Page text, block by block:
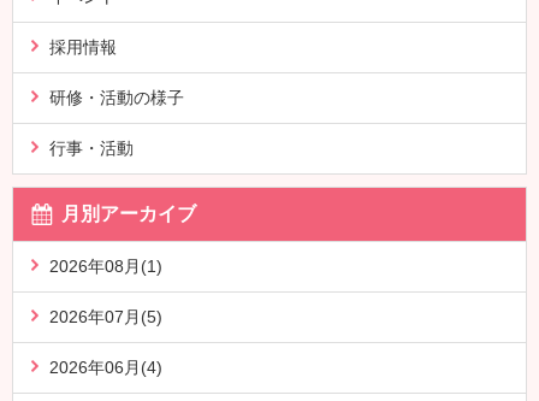
採用情報
研修・活動の様子
行事・活動
月別アーカイブ
2026年08月(1)
2026年07月(5)
2026年06月(4)